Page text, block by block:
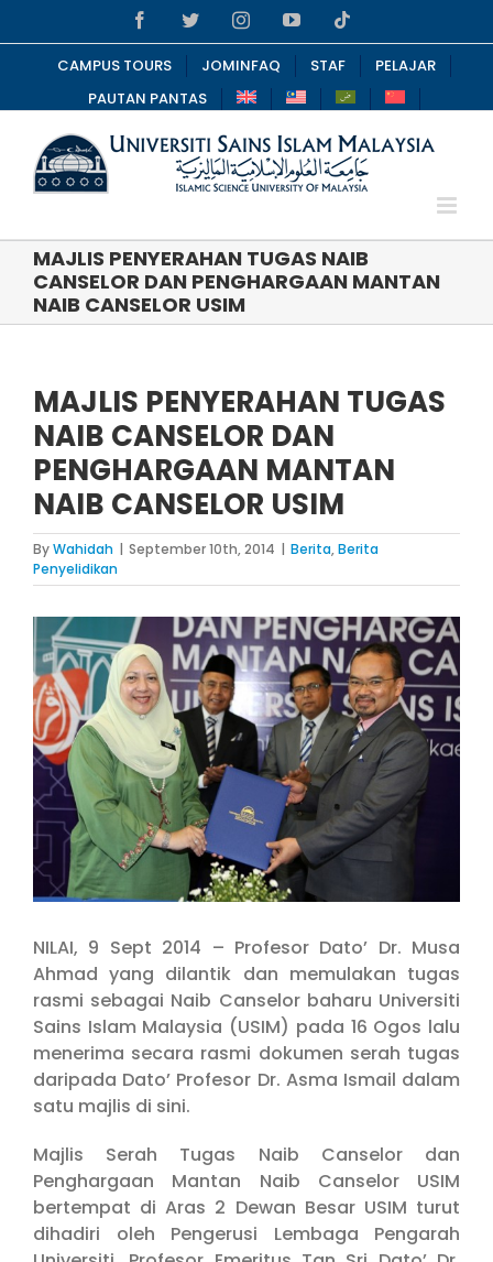
to
content
FacebookTwitterInstagramYouTube
CAMPUS TOURS JOMINFAQ STAF
PELAJAR
PAUTAN PANTAS
MAJLIS PENYERAHAN TUGAS NAIB
CANSELOR DAN PENGHARGAAN MANTAN
NAIB CANSELOR USIM
MAJLIS PENYERAHAN TUGAS
NAIB CANSELOR DAN
PENGHARGAAN MANTAN
NAIB CANSELOR USIM
ByWahidah | September 10th, 2014 | Berita,Berita
Penyelidikan
View
Larger
Image
NILAI, 9 Sept 2014 – Profesor Dato’ Dr. Musa
Ahmad yang dilantik dan memulakan tugas
rasmi sebagai Naib Canselor baharu Universiti
Sains Islam Malaysia (USIM) pada 16 Ogos lalu
menerima secara rasmi dokumen serah tugas
daripada Dato’ Profesor Dr. Asma Ismail dalam
satu majlis di sini.
Majlis Serah Tugas Naib Canselor dan
Penghargaan Mantan Naib Canselor USIM
bertempat di Aras 2 Dewan Besar USIM turut
dihadiri oleh Pengerusi Lembaga Pengarah